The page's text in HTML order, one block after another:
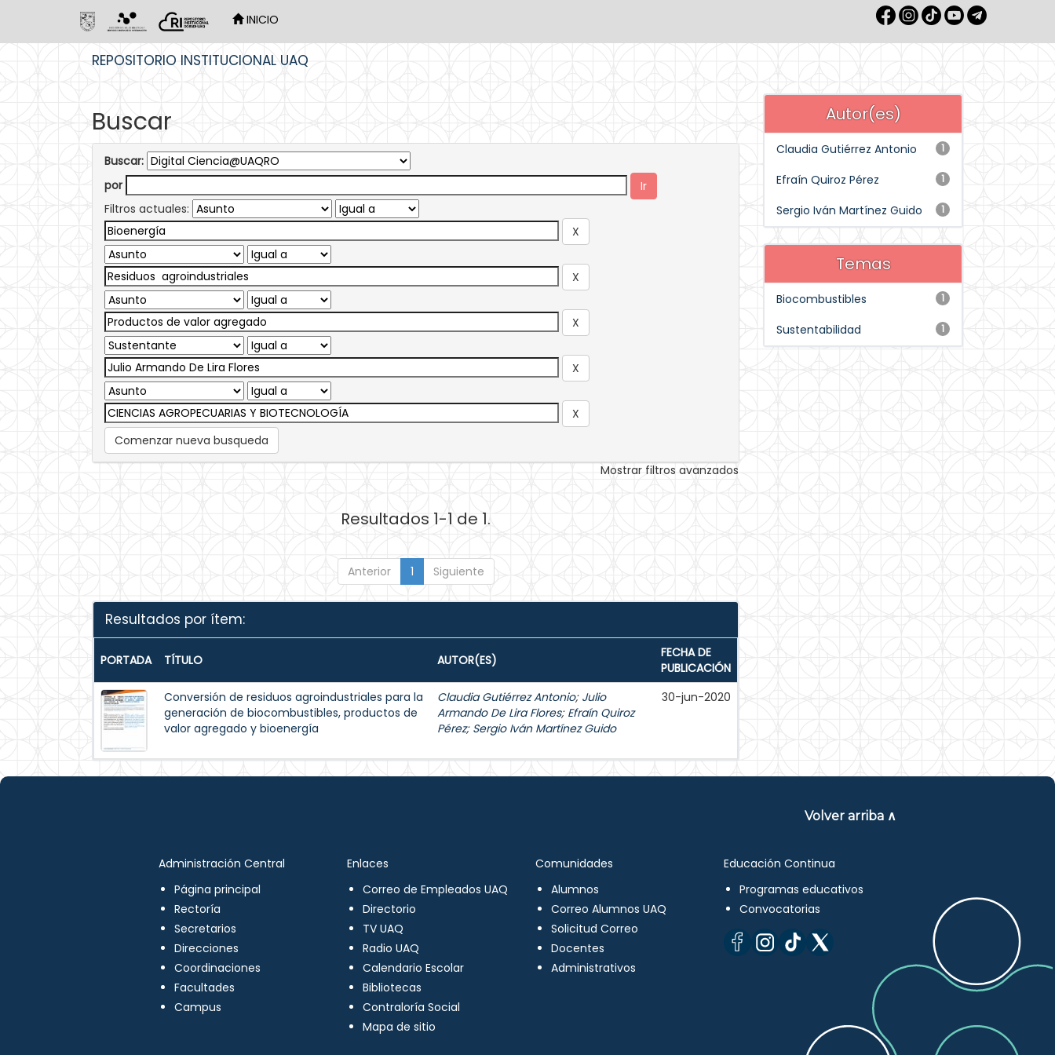
INICIO
REPOSITORIO INSTITUCIONAL UAQ
Buscar
Buscar:
por
Filtros actuales:
Comenzar nueva busqueda
Mostrar filtros avanzados
Resultados 1-1 de 1.
Anterior 1 Siguiente
Resultados por ítem:
PORTADA TÍTULO AUTOR(ES)
FECHA DE
PUBLICACIÓN
Conversión de residuos agroindustriales para la
generación de biocombustibles, productos de
valor agregado y bioenergía
Claudia Gutiérrez Antonio; Julio
Armando De Lira Flores; Efraín Quiroz
Pérez; Sergio Iván Martínez Guido
30-jun-2020
Autor(es)
1
Claudia Gutiérrez Antonio
1
Efraín Quiroz Pérez
1
Sergio Iván Martínez Guido
Temas
1
Biocombustibles
1
Sustentabilidad
Volver arriba ∧
Administración Central
Página principal
Rectoría
Secretarios
Direcciones
Coordinaciones
Facultades
Campus
Enlaces
Correo de Empleados UAQ
Directorio
TV UAQ
Radio UAQ
Calendario Escolar
Bibliotecas
Contraloría Social
Mapa de sitio
Comunidades
Alumnos
Correo Alumnos UAQ
Solicitud Correo
Docentes
Administrativos
Educación Continua
Programas educativos
Convocatorias